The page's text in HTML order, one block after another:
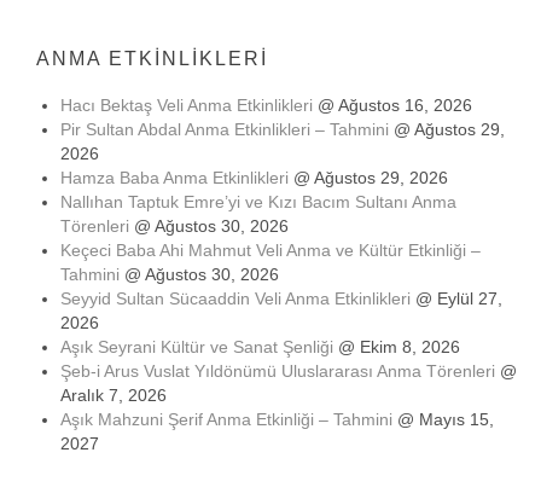
ANMA ETKINLIKLERI
Hacı Bektaş Veli Anma Etkinlikleri @ Ağustos 16, 2026
Pir Sultan Abdal Anma Etkinlikleri – Tahmini @ Ağustos 29,
2026
Hamza Baba Anma Etkinlikleri @ Ağustos 29, 2026
Nallıhan Taptuk Emre’yi ve Kızı Bacım Sultanı Anma
Törenleri @ Ağustos 30, 2026
Keçeci Baba Ahi Mahmut Veli Anma ve Kültür Etkinliği –
Tahmini @ Ağustos 30, 2026
Seyyid Sultan Sücaaddin Veli Anma Etkinlikleri @ Eylül 27,
2026
Aşık Seyrani Kültür ve Sanat Şenliği @ Ekim 8, 2026
Şeb-i Arus Vuslat Yıldönümü Uluslararası Anma Törenleri @
Aralık 7, 2026
Aşık Mahzuni Şerif Anma Etkinliği – Tahmini @ Mayıs 15,
2027